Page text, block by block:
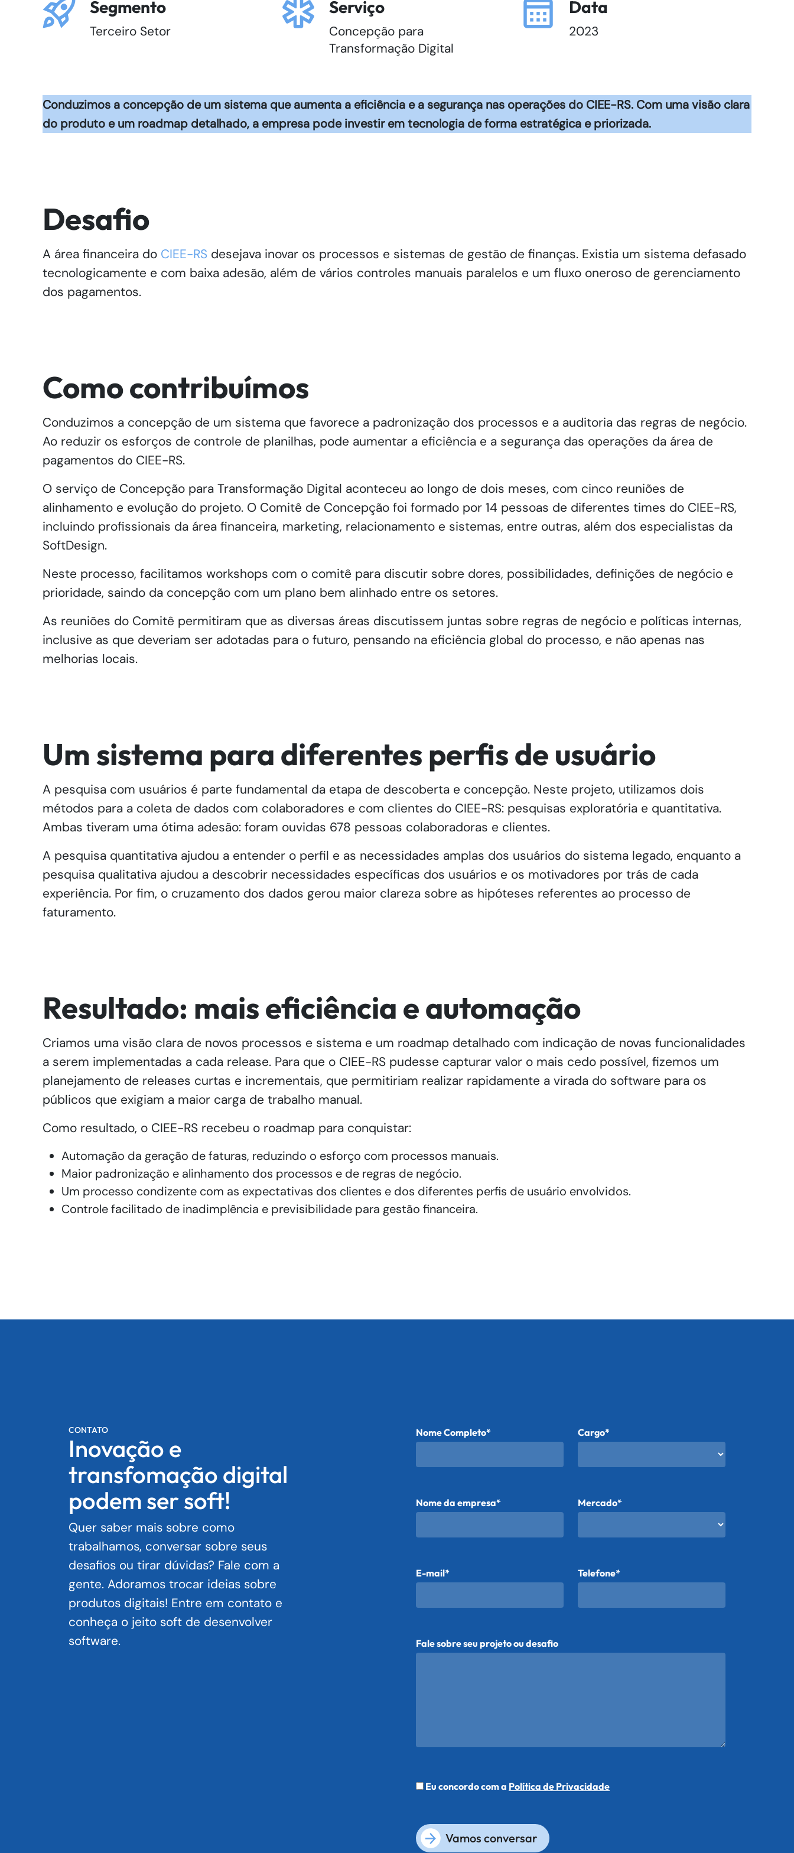
Segmento
Terceiro Setor
Serviço
Concepção para
Transformação Digital
Data
2023
Conduzimos a concepção de um sistema que aumenta a eficiência e a segurança nas operações do CIEE-RS. Com uma visão clara
do produto e um roadmap detalhado, a empresa pode investir em tecnologia de forma estratégica e priorizada.
Desafio
A área financeira do CIEE-RS desejava inovar os processos e sistemas de gestão de finanças. Existia um sistema defasado
tecnologicamente e com baixa adesão, além de vários controles manuais paralelos e um fluxo oneroso de gerenciamento
dos pagamentos.
Como contribuímos
Conduzimos a concepção de um sistema que favorece a padronização dos processos e a auditoria das regras de negócio.
Ao reduzir os esforços de controle de planilhas, pode aumentar a eficiência e a segurança das operações da área de
pagamentos do CIEE-RS.
O serviço de Concepção para Transformação Digital aconteceu ao longo de dois meses, com cinco reuniões de
alinhamento e evolução do projeto. O Comitê de Concepção foi formado por 14 pessoas de diferentes times do CIEE-RS,
incluindo profissionais da área financeira, marketing, relacionamento e sistemas, entre outras, além dos especialistas da
SoftDesign.
Neste processo, facilitamos workshops com o comitê para discutir sobre dores, possibilidades, definições de negócio e
prioridade, saindo da concepção com um plano bem alinhado entre os setores.
As reuniões do Comitê permitiram que as diversas áreas discutissem juntas sobre regras de negócio e políticas internas,
inclusive as que deveriam ser adotadas para o futuro, pensando na eficiência global do processo, e não apenas nas
melhorias locais.
Um sistema para diferentes perfis de usuário
A pesquisa com usuários é parte fundamental da etapa de descoberta e concepção. Neste projeto, utilizamos dois
métodos para a coleta de dados com colaboradores e com clientes do CIEE-RS: pesquisas exploratória e quantitativa.
Ambas tiveram uma ótima adesão: foram ouvidas 678 pessoas colaboradoras e clientes.
A pesquisa quantitativa ajudou a entender o perfil e as necessidades amplas dos usuários do sistema legado, enquanto a
pesquisa qualitativa ajudou a descobrir necessidades específicas dos usuários e os motivadores por trás de cada
experiência. Por fim, o cruzamento dos dados gerou maior clareza sobre as hipóteses referentes ao processo de
faturamento.
Resultado: mais eficiência e automação
Criamos uma visão clara de novos processos e sistema e um roadmap detalhado com indicação de novas funcionalidades
a serem implementadas a cada release. Para que o CIEE-RS pudesse capturar valor o mais cedo possível, fizemos um
planejamento de releases curtas e incrementais, que permitiriam realizar rapidamente a virada do software para os
públicos que exigiam a maior carga de trabalho manual.
Como resultado, o CIEE-RS recebeu o roadmap para conquistar:
Automação da geração de faturas, reduzindo o esforço com processos manuais.
Maior padronização e alinhamento dos processos e de regras de negócio.
Um processo condizente com as expectativas dos clientes e dos diferentes perfis de usuário envolvidos.
Controle facilitado de inadimplência e previsibilidade para gestão financeira.
CONTATO
Inovação e
transfomação digital
podem ser soft!
Quer saber mais sobre como
trabalhamos, conversar sobre seus
desafios ou tirar dúvidas? Fale com a
gente. Adoramos trocar ideias sobre
produtos digitais! Entre em contato e
conheça o jeito soft de desenvolver
software.
Nome Completo* Cargo*
Nome da empresa* Mercado*
E-mail* Telefone*
Fale sobre seu projeto ou desafio
Eu concordo com a Política de Privacidade
Vamos conversar